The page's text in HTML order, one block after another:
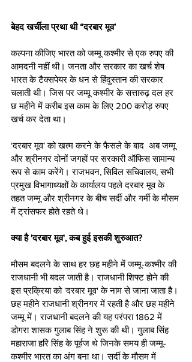
बेहद खर्चीला प्रथा थी “दरबार मूव’
कल्पना कीजिए भारत को जम्मू कश्मीर से एक रुपए की
आमदनी नहीं थी। जनता और सरकार का खर्च शेष
भारत के टैक्सपेयर के धन से हिंदुस्तान की सरकार
चलाती थी। जिस पर जम्मू कश्मीर के सत्तारुढ़ दल हर
छ महीने में करीब इस काम के लिए 200 करोड़ रुपए
खर्च कर देता था।
‘दरबार मूव’ को खत्म करने के फैसले के बाद  अब जम्मू
और श्रीनगर दोनों जगहों पर सरकारी ऑफिस सामान्य
रूप से काम करेंगे। राजभवन, सिविल सचिवालय, सभी
प्रमुख विभागाध्यक्षों के कार्यालय पहले दरबार मूव के
तहत जम्मू और श्रीनगर के बीच सर्दी और गर्मी के मौसम
में ट्रांसफर होते रहते थे।
क्या है 'दरबार मूव', कब हुई इसकी शुरुआत?
मौसम बदलने के साथ हर छह महीने में जम्मू-कश्मीर की
राजधानी भी बदल जाती है। राजधानी शिफ्ट होने की
इस प्रक्रिया को 'दरबार मूव' के नाम से जाना जाता है।
छह महीने राजधानी श्रीनगर में रहती है और छह महीने
जम्मू में। राजधानी बदलने की यह परंपरा 1862 में
डोगरा शासक गुलाब सिंह ने शुरू की थी। गुलाब सिंह
महाराजा हरि सिंह के पूर्वज थे जिनके समय ही जम्मू-
कश्मीर भारत का अंग बना था। सर्दी के मौसम में